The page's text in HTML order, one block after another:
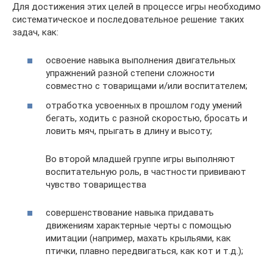
Для достижения этих целей в процессе игры необходимо
систематическое и последовательное решение таких
задач, как:
освоение навыка выполнения двигательных
упражнений разной степени сложности
совместно с товарищами и/или воспитателем;
отработка усвоенных в прошлом году умений
бегать, ходить с разной скоростью, бросать и
ловить мяч, прыгать в длину и высоту;
Во второй младшей группе игры выполняют
воспитательную роль, в частности прививают
чувство товарищества
совершенствование навыка придавать
движениям характерные черты с помощью
имитации (например, махать крыльями, как
птички, плавно передвигаться, как кот и т.д.);